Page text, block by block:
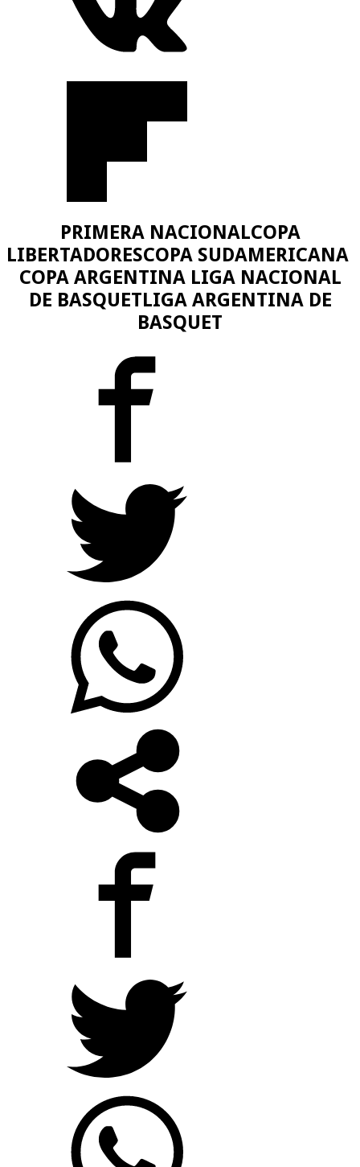
PRIMERA NACIONALCOPA
LIBERTADORESCOPA SUDAMERICANA
COPA ARGENTINA LIGA NACIONAL
DE BASQUETLIGA ARGENTINA DE
BASQUET